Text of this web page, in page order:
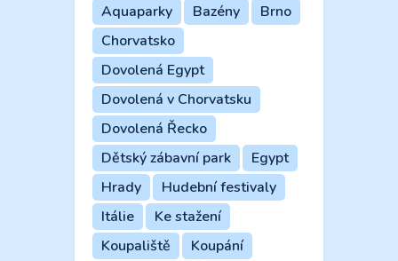
Aquaparky Bazény
Brno
Chorvatsko
Dovolená Egypt
Dovolená v Chorvatsku
Dovolená Řecko
Dětský zábavní park
Egypt
Hrady
Hudební festivaly
Itálie
Ke stažení
Koupaliště
Koupání